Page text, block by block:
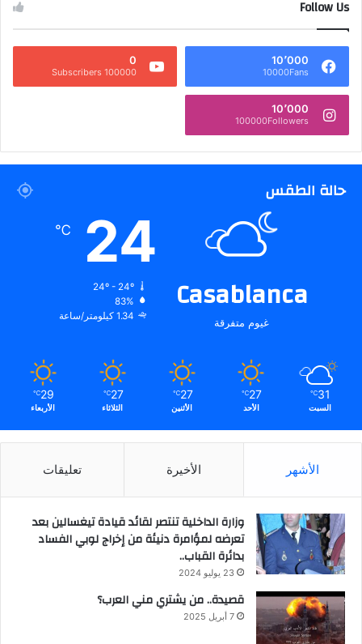
Follow Us
10٬000
10000Fans
0
100000 Subscribers
10٬000
100000Followers
حالة الطقس
Casablanca
غيوم متفرقة
24
℃
24º - 24º
83%
1.34 كيلومتر/ساعة
31
℃
السبت
27
℃
الأحد
27
℃
الأثنين
27
℃
الثلاثاء
29
℃
الأربعاء
الأشهر الأخيرة تعليقات
وزارة الداخلية تنتصر لقائد قيادة تيغسالين بعد
تعرضه لمؤامرة دنيئة من إخراج لوبي الفساد
بدائرة القباب..
23 يوليو 2024
قصيدة.. من يشتري مني العرب؟
7 أبريل 2025